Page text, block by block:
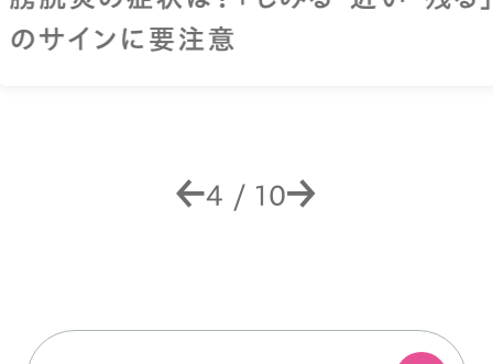
のサインに要注意
4 / 10